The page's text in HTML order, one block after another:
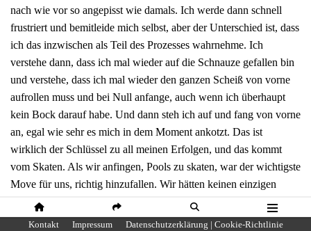
HOME SHARE SUCHE MENÜ
nach wie vor so angepisst wie damals. Ich werde dann schnell
frustriert und bemitleide mich selbst, aber der Unterschied ist, dass
ich das inzwischen als Teil des Prozesses wahrnehme. Ich
verstehe dann, dass ich mal wieder auf die Schnauze gefallen bin
und verstehe, dass ich mal wieder den ganzen Scheiß von vorne
aufrollen muss und bei Null anfange, auch wenn ich überhaupt
kein Bock darauf habe. Und dann steh ich auf und fang von vorne
an, egal wie sehr es mich in dem Moment ankotzt. Das ist
wirklich der Schlüssel zu all meinen Erfolgen, und das kommt
vom Skaten. Als wir anfingen, Pools zu skaten, war der wichtigste
Move für uns, richtig hinzufallen. Wir hätten keinen einzigen
neuen Trick probieren können, wenn wir vorher nicht verstanden
hätten, uns richtig auf dem Beton abzurollen. Stell dir mal vor du
Kontakt Impressum Datenschutzerklärung | Cookie-Richtlinie